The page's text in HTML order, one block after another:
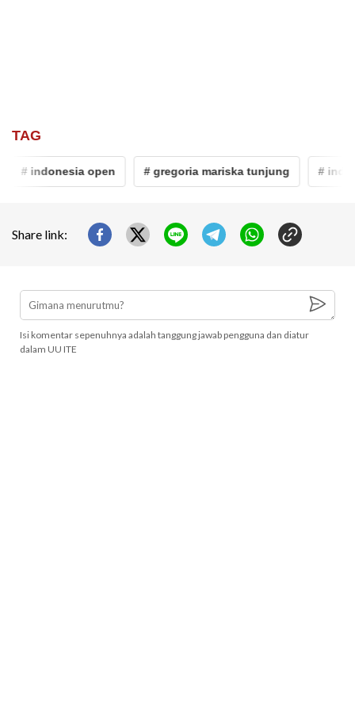
TAG
# indonesia open # gregoria mariska tunjung #
Share link:
Isi komentar sepenuhnya adalah tanggung jawab pengguna dan diatur
dalam UU ITE